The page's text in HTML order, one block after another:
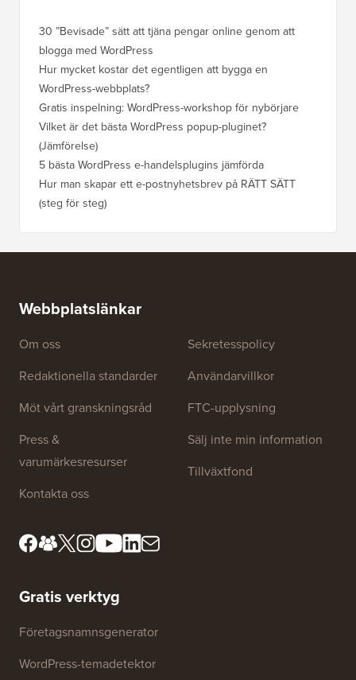
30 ”Bevisade” sätt att tjäna pengar online genom att
blogga med WordPress
Hur mycket kostar det egentligen att bygga en
WordPress-webbplats?
Gratis inspelning: WordPress-workshop för nybörjare
Vilket är det bästa WordPress popup-pluginet?
(Jämförelse)
5 bästa WordPress e-handelsplugins jämförda
Hur man skapar ett e-postnyhetsbrev på RÄTT SÄTT
(steg för steg)
Webbplatslänkar
Om oss
Redaktionella standarder
Möt vårt granskningsråd
Press &
varumärkesresurser
Kontakta oss
Sekretesspolicy
Användarvillkor
FTC-upplysning
Sälj inte min information
Tillväxtfond
Gratis verktyg
Företagsnamnsgenerator
WordPress-temadetektor